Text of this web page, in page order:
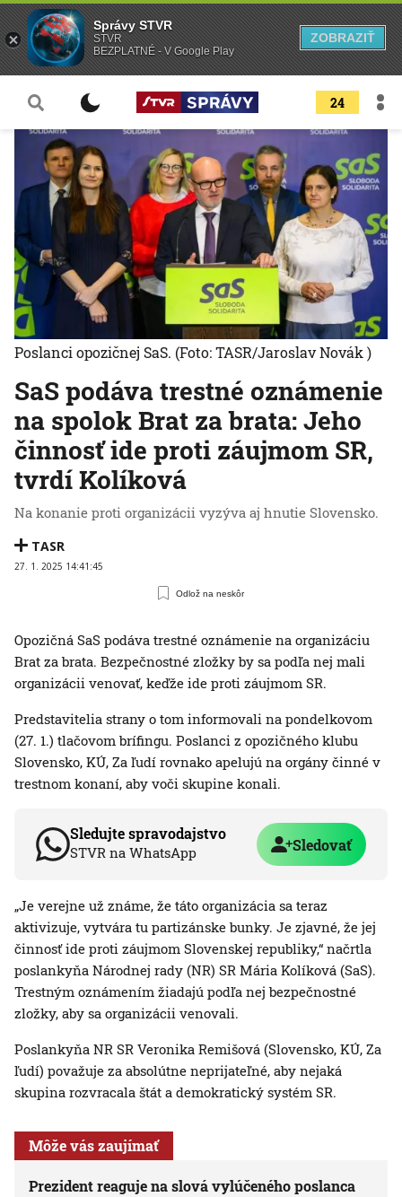
24
SaS podáva trestné oznámenie
na spolok Brat za brata: Jeho
činnosť ide proti záujmom SR,
tvrdí Kolíková
Na konanie proti organizácii vyzýva aj hnutie Slovensko.
TASR
27. 1. 2025 14:41:45
Odlož na neskôr
Poslanci opozičnej SaS. (Foto: TASR/Jaroslav Novák )
Opozičná SaS podáva trestné oznámenie na organizáciu
Brat za brata. Bezpečnostné zložky by sa podľa nej mali
organizácii venovať, keďže ide proti záujmom SR.
Predstavitelia strany o tom informovali na pondelkovom
(27. 1.) tlačovom brífingu. Poslanci z opozičného klubu
Slovensko, KÚ, Za ľudí rovnako apelujú na orgány činné v
trestnom konaní, aby voči skupine konali.
Sledujte spravodajstvo
STVR na WhatsApp Sledovať
„Je verejne už známe, že táto organizácia sa teraz
aktivizuje, vytvára tu partizánske bunky. Je zjavné, že jej
činnosť ide proti záujmom Slovenskej republiky,“ načrtla
poslankyňa Národnej rady (NR) SR Mária Kolíková (SaS).
Trestným oznámením žiadajú podľa nej bezpečnostné
zložky, aby sa organizácii venovali.
Poslankyňa NR SR Veronika Remišová (Slovensko, KÚ, Za
ľudí) považuje za absolútne neprijateľné, aby nejaká
skupina rozvracala štát a demokratický systém SR.
Môže vás zaujímať
Prezident reaguje na slová vylúčeného poslanca
Správy STVR
STVR
BEZPLATNÉ - V Google Play
ZOBRAZIŤ